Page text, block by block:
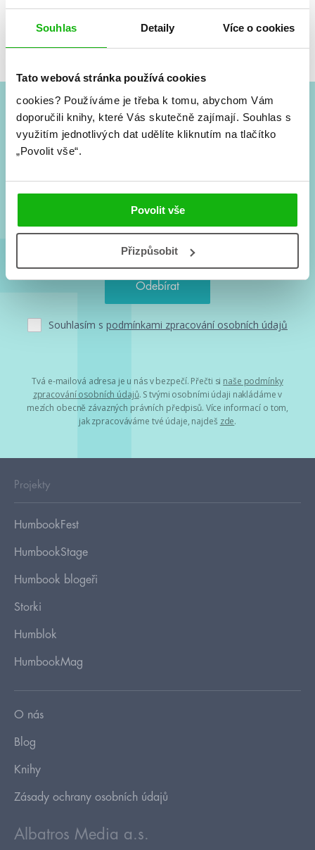
Souhlas Detaily Více o cookies
Tato webová stránka používá cookies
cookies? Používáme je třeba k tomu, abychom Vám
doporučili knihy, které Vás skutečně zajímají. Souhlas s
využitím jednotlivých dat udělíte kliknutím na tlačítko
„Povolit vše“.
Povolit vše
Přizpůsobit
Žádné knihy nenalezeny.
#HumbookNews
Vše kolem #youngadult každý měsíc rovnou do mailu!
a seriálové adaptace a další.
Souhlasím s podmínkami zpracování osobních údajů
Tvá e-mailová adresa je u nás v bezpečí. Přečti si naše podmínky
zpracování osobních údajů. S tvými osobními údaji nakládáme v
mezích obecně závazných právních předpisů. Více informací o tom,
jak zpracováváme tvé údaje, najdeš zde.
Projekty
HumbookFest
HumbookStage
Humbook blogeři
Storki
Humblok
HumbookMag
O nás
Blog
Knihy
Zásady ochrany osobních údajů
Albatros Media a.s.